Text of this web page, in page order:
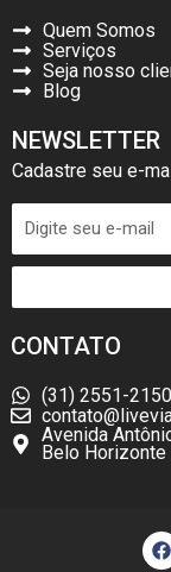
Quem Somos
Serviços
Seja nosso
Blog
NEWSLETTER
Cadastre seu e-
CONTATO
(31) 2551-2150
Avenida
Belo Horizonte
F
a
c